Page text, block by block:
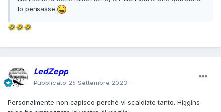
parlare di schifo o mefistronzate (termine non diableriano,
quest'ultimo) perché se poi i toni si inacidiscono, ecco che
diventa difficile il lavoro del moderatore, e si spingono altri
Sei evidentemente un troll pagato da Boselli
lo pensasse.
🤣🤣🤣
LedZepp
Pubblicato 25 Settembre 2023
Personalmente non capisco perché vi scaldiate tanto. Higgins